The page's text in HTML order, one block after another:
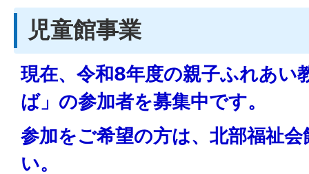
児童館事業
現在、令和8年度の親子ふれあい
ば」の参加者を募集中です。
参加をご希望の方は、北部福祉
い。